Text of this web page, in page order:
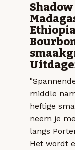
middle
heftige
neem je
langs
Het wordt